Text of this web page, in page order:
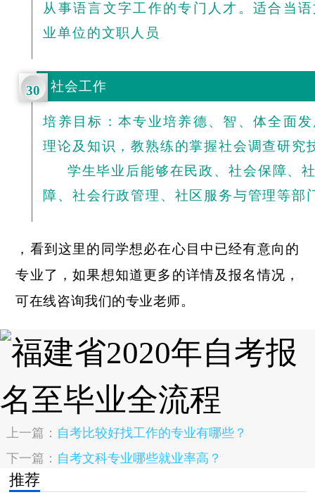
从事语言文字工作的专门人才。适合当
业单位的文职人员
30 社会工作
培养目标：本专业培养德、智、体全面
理论及知识，教熟练的掌握社会调查研究
学生毕业后能够在民政、社会保障、
障、社会行政管理、社区服务与管理等部
，看到这里的同学想必在心目中已经有意向的
专业了，如果想知道更多的详情及报名情况，
可在线咨询我们的专业老师。
上一篇： 自考比较好找工作的专业有哪些？
下一篇： 自考文科专业哪些就业率高？
推荐